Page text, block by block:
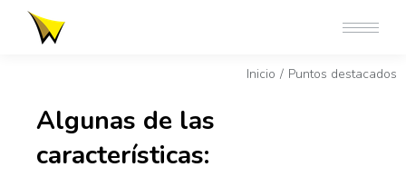
Inicio Puntos destacados
Algunas de las
características: